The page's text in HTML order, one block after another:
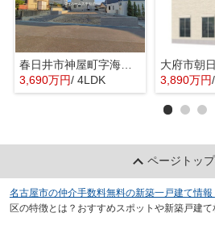
春日井市神屋町字海道654-101『仲介料無料』新築戸建て
3,690万円/ 4LDK
3,890万円
ページトッ
名古屋市の仲介手数料無料の新築一戸建て情報
区の特徴とは？おすすめスポットや新築戸建て